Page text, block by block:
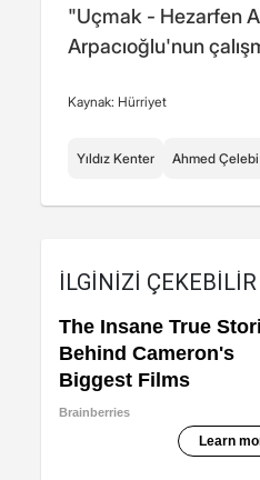
"Uçmak - Hezarfen
Arpacıoğlu'nun
Kaynak: Hürriyet
Yıldız Kenter Ahmed Çelebi